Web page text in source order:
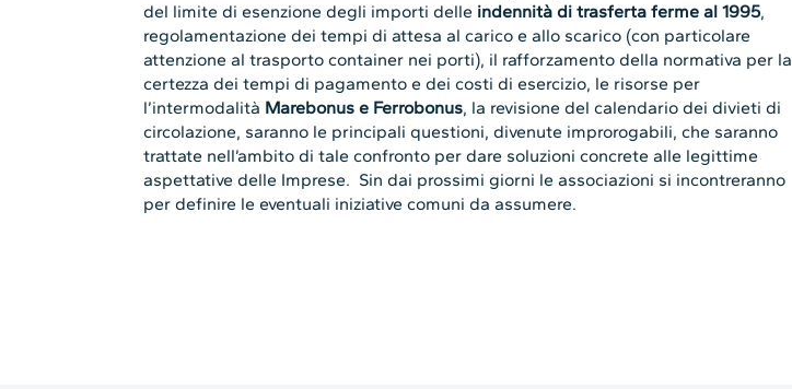
del limite di esenzione degli importi delle indennità di trasferta ferme al 1995,
regolamentazione dei tempi di attesa al carico e allo scarico (con particolare
attenzione al trasporto container nei porti), il rafforzamento della normativa per la
certezza dei tempi di pagamento e dei costi di esercizio, le risorse per
l’intermodalità Marebonus e Ferrobonus, la revisione del calendario dei divieti di
circolazione, saranno le principali questioni, divenute improrogabili, che saranno
trattate nell’ambito di tale confronto per dare soluzioni concrete alle legittime
aspettative delle Imprese. Sin dai prossimi giorni le associazioni si incontreranno
per definire le eventuali iniziative comuni da assumere.